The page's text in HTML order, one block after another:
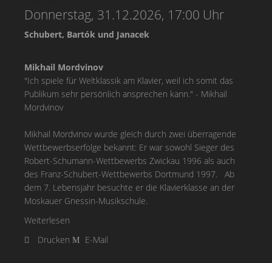
Donnerstag, 31.12.2026, 17:00 Uhr
Schubert, Bartók und Janacek
Mikhail Mordvinov
"Ich spiele für Weltklassik am Klavier, weil ich somit das
Publikum sehr persönlich ansprechen kann." - Mikhail
Mordvinov
Mikhail Mordvinov wurde gleich durch zwei überragende
Wettbewerbserfolge bekannt: Er war sowohl Sieger des
Robert-Schumann-Wettbewerbs Zwickau 1996 als auch
des Franz-Schubert-Wettbewerbs Dortmund 1997. Ab
dem 7. Lebensjahr besuchte er die Klavierklasse an der
Moskauer Gnessin-Musikschule.
Weiterlesen
Drucken
E-Mail